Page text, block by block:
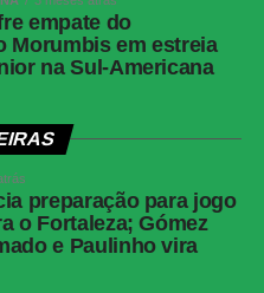
(6ª rodada)
São Paulo (SP)
de 2026 (quinta-feira),
(de Brasília)
torcedores
empate do
Morumbis em estreia
na Sul-Americana
preparação para jogo
o Fortaleza; Gómez
e Paulinho vira